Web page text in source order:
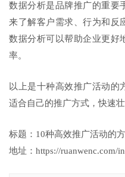
数据分析是品牌推广的重要
来了解客户需求、行为和反
数据分析可以帮助企业更好
率。
以上是十种高效推广活动的
适合自己的推广方式，快速
标题：10种高效推广活动的
地址：https://ruanwenc.com/